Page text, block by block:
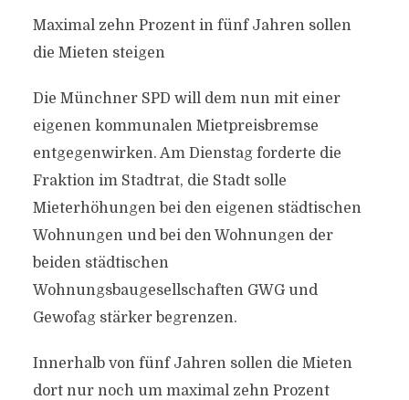
Maximal zehn Prozent in fünf Jahren sollen
die Mieten steigen
Die Münchner SPD will dem nun mit einer
eigenen kommunalen Mietpreisbremse
entgegenwirken. Am Dienstag forderte die
Fraktion im Stadtrat, die Stadt solle
Mieterhöhungen bei den eigenen städtischen
Wohnungen und bei den Wohnungen der
beiden städtischen
Wohnungsbaugesellschaften GWG und
Gewofag stärker begrenzen.
Innerhalb von fünf Jahren sollen die Mieten
dort nur noch um maximal zehn Prozent